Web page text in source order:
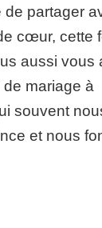
de partager
cœur, cette
aussi vous
mariage à
souvent
et nous